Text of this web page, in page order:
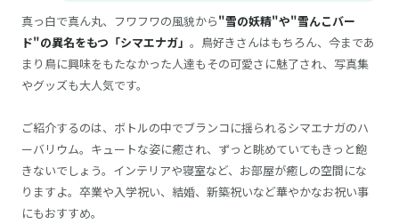
真っ白で真ん丸、フワフワの風貌から"雪の妖精"や"雪んこバー
ド"の異名をもつ「シマエナガ」 。鳥好きさんはもちろん、今まであ
まり鳥に興味をもたなかった人達もその可愛さに魅了され、写真集
やグッズも大人気です。
ご紹介するのは、ボトルの中でブランコに揺られるシマエナガのハ
ーバリウム。キュートな姿に癒され、ずっと眺めていてもきっと飽
きないでしょう。インテリアや寝室など、お部屋が癒しの空間にな
りますよ。卒業や入学祝い、結婚、新築祝いなど華やかなお祝い事
にもおすすめ。